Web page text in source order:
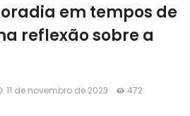
em tempos de
reflexão sobre a
11 de novembro de 2023
472